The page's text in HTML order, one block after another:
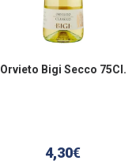
Orvieto Bigi Secco 75Cl.
4,30€